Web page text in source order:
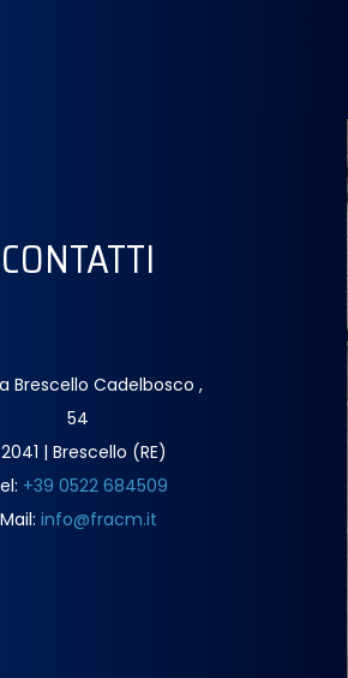
CONTATTI
Brescello Cadelbosco ,
54
| Brescello (RE)
+39 0522 684509
Mail: info@fracm.it